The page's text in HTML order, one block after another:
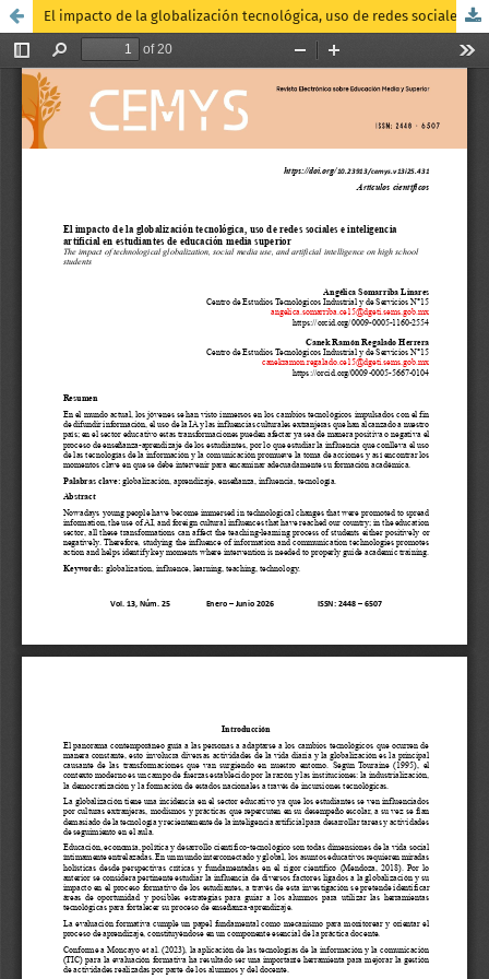
El impacto de la globalización tecnológica, uso de redes sociales e inteligencia artificial en estudiantes de educación media superior